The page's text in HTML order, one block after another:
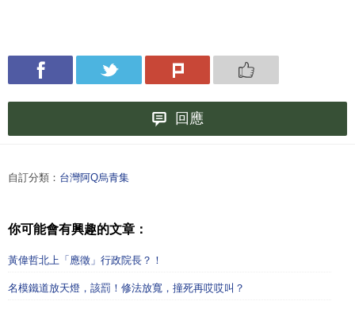
回應
自訂分類： 台灣阿Q烏青集
你可能會有興趣的文章：
黃偉哲北上「應徵」行政院長？！
名模鐵道放天燈，該罰！修法放寬，撞死再哎哎叫？